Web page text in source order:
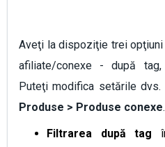
Aveţi la dispoziţie trei
afiliate/conexe - după
Puteţi modifica setările dvs.
Produse > Produse conexe.
Filtrarea după tag